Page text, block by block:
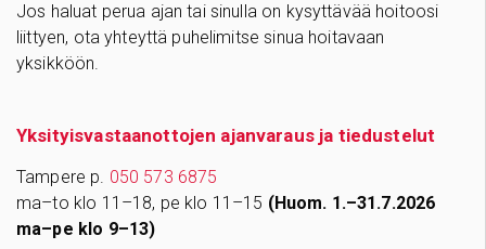
Jos haluat perua ajan tai sinulla on kysyttävää hoitoosi
liittyen, ota yhteyttä puhelimitse sinua hoitavaan
yksikköön.
Yksityisvastaanottojen ajanvaraus ja tiedustelut
Tampere p. 050 573 6875
ma–to klo 11–18, pe klo 11–15 (Huom. 1.–31.7.2026
ma–pe klo 9–13)